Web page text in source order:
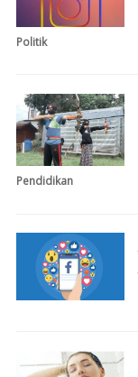
Politik
Pendidikan